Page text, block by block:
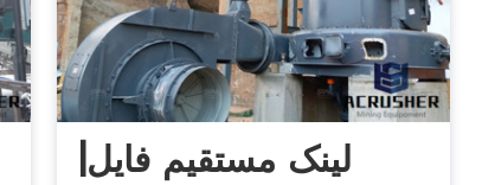
لینک مستقیم فایل|